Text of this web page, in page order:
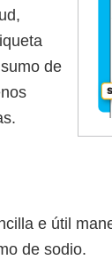
de
e útil
de sodio.